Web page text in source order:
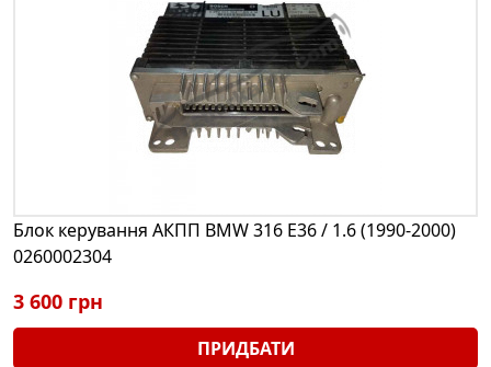
Блок керування АКПП BMW 316 E36 / 1.6 (1990-2000)
0260002304
3 600 грн
ПРИДБАТИ